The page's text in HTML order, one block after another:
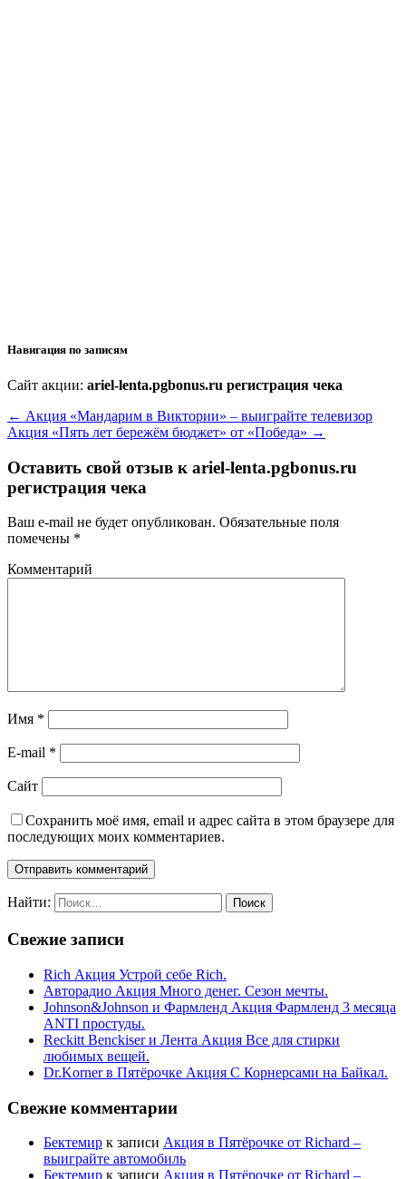
Навигация по записям
Сайт акции: ariel-lenta.pgbonus.ru регистрация чека
← Акция «Мандарим в Виктории» – выиграйте телевизор
Акция «Пять лет бережём бюджет» от «Победа» →
Оставить свой отзыв к ariel-lenta.pgbonus.ru
регистрация чека
Ваш e-mail не будет опубликован. Обязательные поля
помечены *
Комментарий
Имя *
E-mail *
Сайт
Сохранить моё имя, email и адрес сайта в этом браузере для
последующих моих комментариев.
Найти:
Свежие записи
Rich Акция Устрой себе Rich.
Авторадио Акция Много денег. Сезон мечты.
Johnson&Johnson и Фармленд Акция Фармленд 3 месяца
ANTI простуды.
Reckitt Benckiser и Лента Акция Все для стирки
любимых вещей.
Dr.Korner в Пятёрочке Акция С Корнерсами на Байкал.
Свежие комментарии
Бектемир к записи Акция в Пятёрочке от Richard –
выиграйте автомобиль
Бектемир к записи Акция в Пятёрочке от Richard –